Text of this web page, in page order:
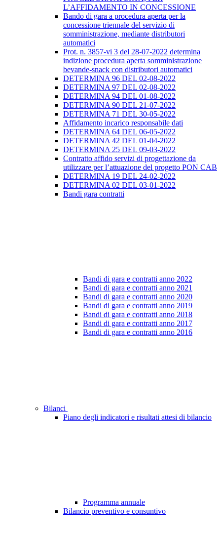
L’AFFIDAMENTO IN CONCESSIONE
Bando di gara a procedura aperta per la
concessione triennale del servizio di
somministrazione, mediante distributori
automatici
Prot. n. 3857-vi 3 del 28-07-2022 determina
indizione procedura aperta somministrazione
bevande-snack con distributori automatici
DETERMINA 96 DEL 02-08-2022
DETERMINA 97 DEL 02-08-2022
DETERMINA 94 DEL 01-08-2022
DETERMINA 90 DEL 21-07-2022
DETERMINA 71 DEL 30-05-2022
Affidamento incarico responsabile dati
DETERMINA 64 DEL 06-05-2022
DETERMINA 42 DEL 01-04-2022
DETERMINA 25 DEL 09-03-2022
Contratto affido servizi di progettazione da
utilizzare per l’attuazione del progetto PON CAB
DETERMINA 19 DEL 24-02-2022
DETERMINA 02 DEL 03-01-2022
Bandi gara contratti
Bandi di gara e contratti anno 2022
Bandi di gara e contratti anno 2021
Bandi di gara e contratti anno 2020
Bandi di gara e contratti anno 2019
Bandi di gara e contratti anno 2018
Bandi di gara e contratti anno 2017
Bandi di gara e contratti anno 2016
Bilanci
Piano degli indicatori e risultati attesi di bilancio
Programma annuale
Bilancio preventivo e consuntivo